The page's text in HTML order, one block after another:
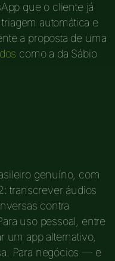
que o cliente já
automática e
a proposta de uma
como a da Sábio
genuíno, com
transcrever áudios
contra
uso pessoal, entre
um app alternativo,
Para negócios — e